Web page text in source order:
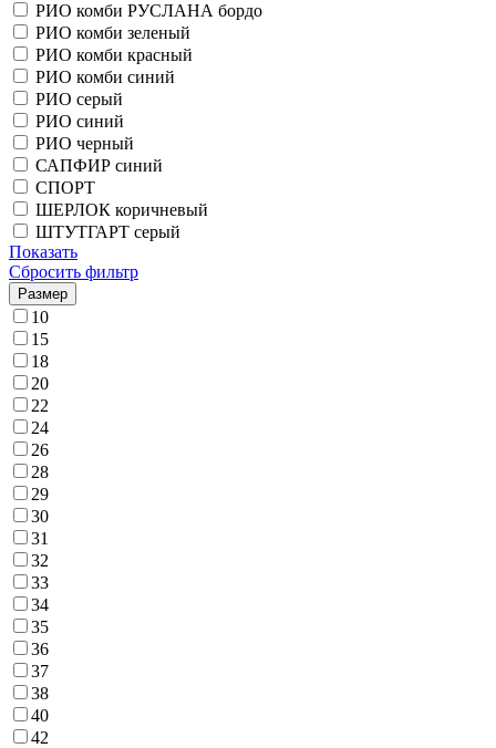
РИО комби РУСЛАНА бордо
РИО комби зеленый
РИО комби красный
РИО комби синий
РИО серый
РИО синий
РИО черный
САПФИР синий
СПОРТ
ШЕРЛОК коричневый
ШТУТГАРТ серый
Показать
Сбросить фильтр
Размер
10
15
18
20
22
24
26
28
29
30
31
32
33
34
35
36
37
38
40
42